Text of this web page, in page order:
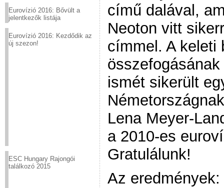
Eurovízió 2016: Bővült a
jelentkezők listája
Eurovízió 2016: Kezdődik az
új szezon!
ESC Hungary Rajongói
találkozó 2015
című dalával,
Neoton vitt
címmel. A keleti
ismét sikerült
Lena Meyer-
a 2010-es
Gratulálunk!
Az eredmények: